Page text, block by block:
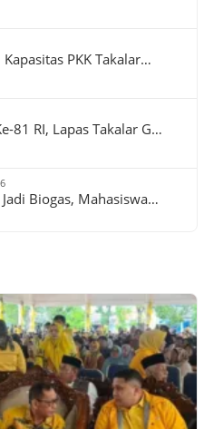
PKK Takalar…
81 RI, Lapas Takalar G…
Biogas, Mahasiswa…